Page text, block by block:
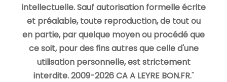
intellectuelle. Sauf autorisation formelle écrite
et préalable, toute reproduction, de tout ou
en partie, par quelque moyen ou procédé que
ce soit, pour des fins autres que celle d'une
utilisation personnelle, est strictement
interdite. 2009-2026 CA A LEYRE BON.FR."